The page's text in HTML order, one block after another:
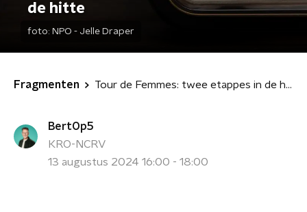
de hitte
foto: NPO - Jelle Draper
Fragmenten Tour de Femmes: twee etappes in de hitte
BertOp5
KRO-NCRV
13 augustus 2024 16:00 - 18:00